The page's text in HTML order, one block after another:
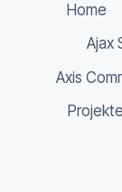
Home
Ajax
Axis
Projekte